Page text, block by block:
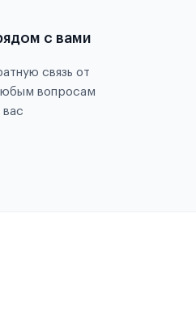
с вами
связь от
вопросам